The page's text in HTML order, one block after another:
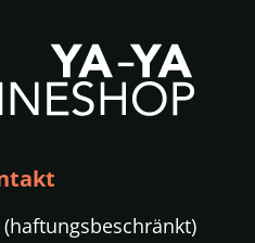
(haftungsbeschränkt)